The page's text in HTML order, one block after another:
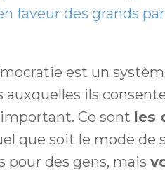
faveur des grands
est un
ils
Ce sont les
que soit le mode de
pour des gens, mais